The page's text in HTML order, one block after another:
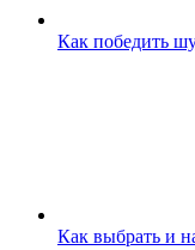
Как победить
Как выбрать и